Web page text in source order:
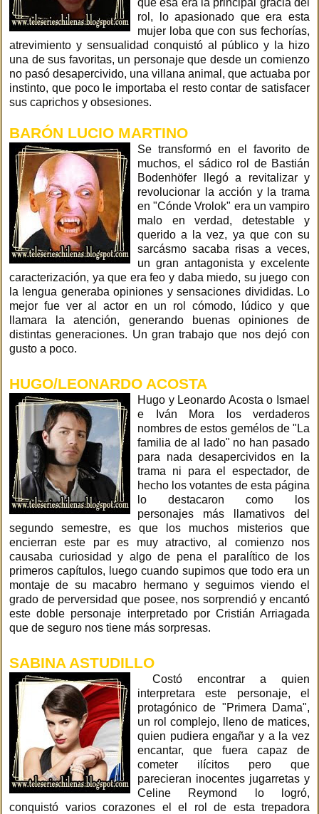
que esa era la principal gracia del
rol, lo apasionado que era esta
mujer loba que con sus fechorías,
atrevimiento y sensualidad conquistó al público y la hizo
una de sus favoritas, un personaje que desde un comienzo
no pasó desapercivido, una villana animal, que actuaba por
instinto, que poco le importaba el resto contar de satisfacer
sus caprichos y obsesiones.
BARÓN LUCIO MARTINO
Se transformó en el favorito de
muchos, el sádico rol de Bastián
Bodenhöfer llegó a revitalizar y
revolucionar la acción y la trama
en "Cónde Vrolok" era un vampiro
malo en verdad, detestable y
querido a la vez, ya que con su
sarcásmo sacaba risas a veces,
un gran antagonista y excelente
caracterización, ya que era feo y daba miedo, su juego con
la lengua generaba opiniones y sensaciones divididas. Lo
mejor fue ver al actor en un rol cómodo, lúdico y que
llamara la atención, generando buenas opiniones de
distintas generaciones. Un gran trabajo que nos dejó con
gusto a poco.
HUGO/LEONARDO ACOSTA
Hugo y Leonardo Acosta o Ismael
e Iván Mora los verdaderos
nombres de estos gemélos de "La
familia de al lado" no han pasado
para nada desapercividos en la
trama ni para el espectador, de
hecho los votantes de esta página
lo destacaron como los
personajes más llamativos del
segundo semestre, es que los muchos misterios que
encierran este par es muy atractivo, al comienzo nos
causaba curiosidad y algo de pena el paralítico de los
primeros capítulos, luego cuando supimos que todo era un
montaje de su macabro hermano y seguimos viendo el
grado de perversidad que posee, nos sorprendió y encantó
este doble personaje interpretado por Cristián Arriagada
que de seguro nos tiene más sorpresas.
SABINA ASTUDILLO
Costó encontrar a quien
interpretara este personaje, el
protagónico de "Primera Dama",
un rol complejo, lleno de matices,
quien pudiera engañar y a la vez
encantar, que fuera capaz de
cometer ilícitos pero que
parecieran inocentes jugarretas y
Celine Reymond lo logró,
conquistó varios corazones el el rol de esta trepadora